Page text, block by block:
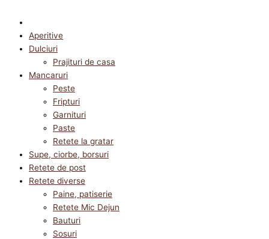
Aperitive
Dulciuri
Prajituri de casa
Mancaruri
Peste
Fripturi
Garnituri
Paste
Retete la gratar
Supe, ciorbe, borsuri
Retete de post
Retete diverse
Paine, patiserie
Retete Mic Dejun
Bauturi
Sosuri